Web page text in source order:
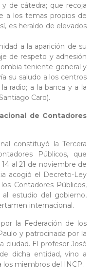
de cátedra; que recoja
a los temas propios de
es heraldo de elevados
a la aparición de su
de respeto y adhesión
teniente general y
su saludo a los centros
radio; a la banca y a la
Caro).
de Contadores
constituyó la Tercera
Públicos, que
al 21 de noviembre de
acogió el Decreto-Ley
Contadores Públicos,
estudio del gobierno,
internacional.
la Federación de los
y patrocinada por la
ciudad. El profesor José
dicha entidad, vino a
los miembros del INCP.